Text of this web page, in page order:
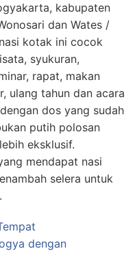
kabupaten
dan Wates /
kotak ini cocok
syukuran,
rapat, makan
ulang tahun dan acara
dos yang sudah
putih polosan
eksklusif.
mendapat nasi
selera untuk